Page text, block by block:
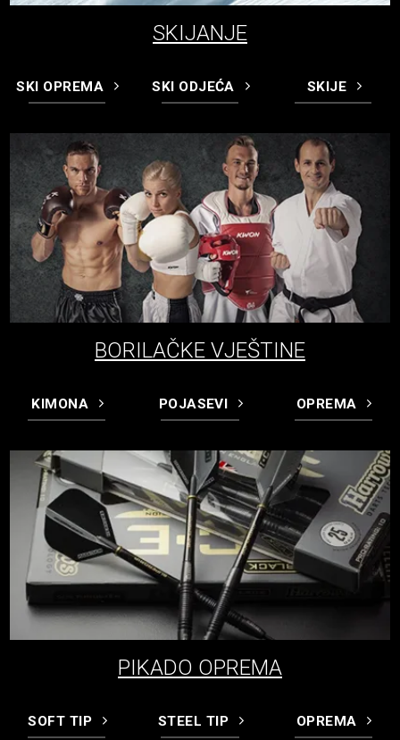
SKIJANJE
SKI OPREMA SKI ODJEĆA SKIJE
BORILAČKE VJEŠTINE
KIMONA POJASEVI OPREMA
PIKADO OPREMA
SOFT TIP STEEL TIP OPREMA